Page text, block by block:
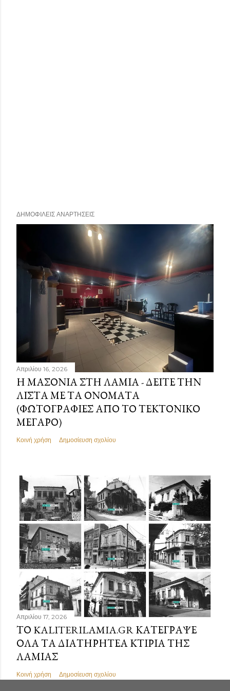
ΔΗΜΟΦΙΛΕΊΣ ΑΝΑΡΤΉΣΕΙΣ
Απριλίου 16, 2026
Η ΜΑΣΟΝΊΑ ΣΤΗ ΛΑΜΊΑ - ΔΕΊΤΕ ΤΗΝ
ΛΊΣΤΑ ΜΕ ΤΑ ΟΝΌΜΑΤΑ
(ΦΩΤΟΓΡΑΦΊΕΣ ΑΠΌ ΤΟ ΤΕΚΤΟΝΙΚΌ
ΜΈΓΑΡΟ)
Κοινή χρήση Δημοσίευση σχολίου
Απριλίου 17, 2026
ΤΟ KALITERILAMIA.GR ΚΑΤΈΓΡΑΨΕ
ΌΛΑ ΤΑ ΔΙΑΤΗΡΗΤΈΑ ΚΤΊΡΙΑ ΤΗΣ
ΛΑΜΊΑΣ
Κοινή χρήση Δημοσίευση σχολίου